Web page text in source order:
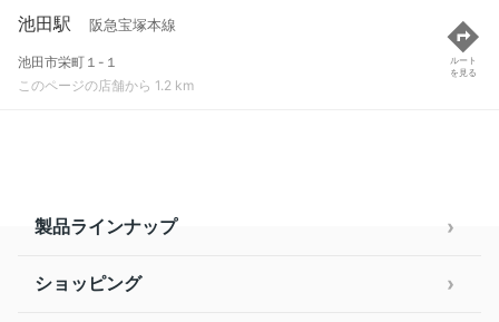
池田駅 阪急宝塚本線
池田市栄町１-１
このページの店舗から 1.2 km
ルート
を見る
製品ラインナップ
ショッピング